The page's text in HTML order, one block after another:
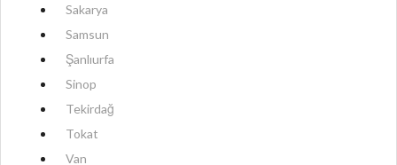
Sakarya
Samsun
Şanlıurfa
Sinop
Tekirdağ
Tokat
Van